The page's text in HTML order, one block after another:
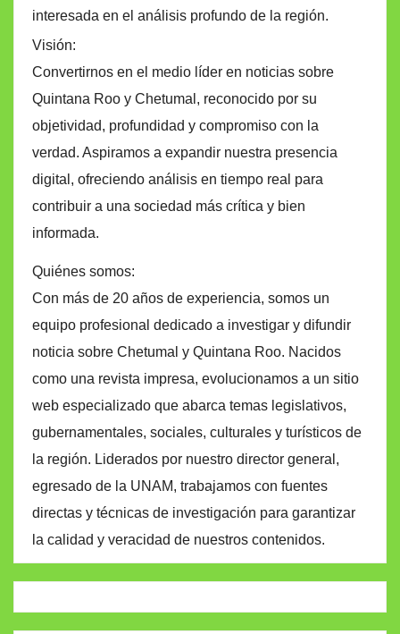
interesada en el análisis profundo de la región.
Visión:
Convertirnos en el medio líder en noticias sobre
Quintana Roo y Chetumal, reconocido por su
objetividad, profundidad y compromiso con la
verdad. Aspiramos a expandir nuestra presencia
digital, ofreciendo análisis en tiempo real para
contribuir a una sociedad más crítica y bien
informada.
Quiénes somos:
Con más de 20 años de experiencia, somos un
equipo profesional dedicado a investigar y difundir
noticia sobre Chetumal y Quintana Roo. Nacidos
como una revista impresa, evolucionamos a un sitio
web especializado que abarca temas legislativos,
gubernamentales, sociales, culturales y turísticos de
la región. Liderados por nuestro director general,
egresado de la UNAM, trabajamos con fuentes
directas y técnicas de investigación para garantizar
la calidad y veracidad de nuestros contenidos.